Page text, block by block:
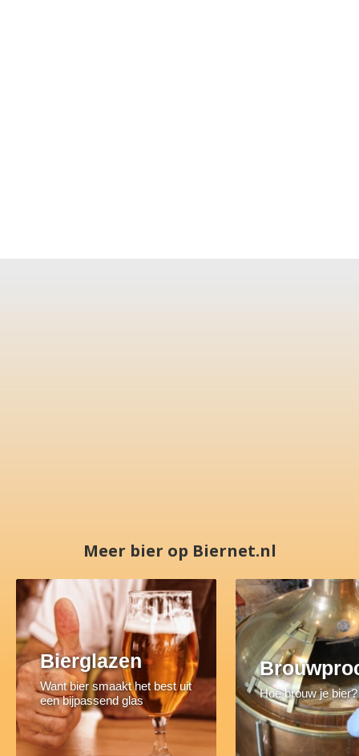
Meer bier op Biernet.nl
Bierglazen
Want bier smaakt het best uit
een bijpassend glas
Hoe brouw je bier?